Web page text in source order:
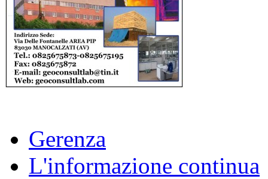
Gerenza
L'informazione continua